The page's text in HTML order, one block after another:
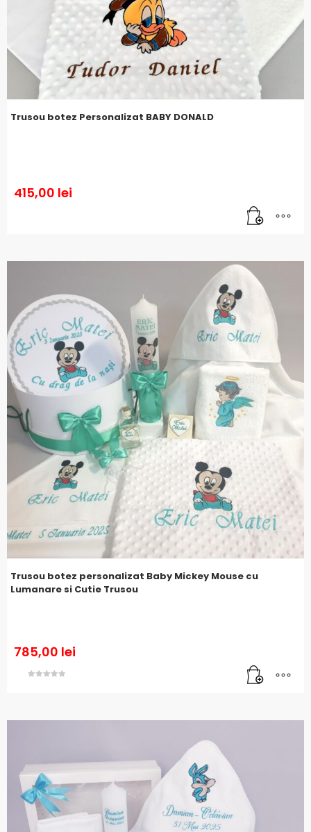
Trusou botez Personalizat BABY DONALD
415,00 lei
Trusou botez personalizat Baby Mickey Mouse cu
Lumanare si Cutie Trusou
785,00 lei